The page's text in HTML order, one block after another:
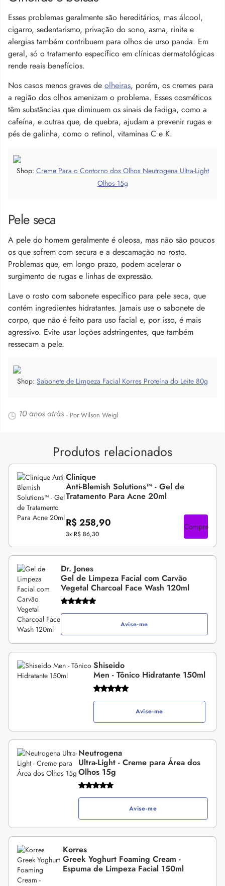
Esses problemas geralmente são hereditários, mas álcool,
cigarro, sedentarismo, privação do sono, asma, rinite e
alergias também contribuem para olhos de urso panda. Em
geral, só o tratamento específico em clínicas dermatológicas
rende reais benefícios.
Nos casos menos graves de olheiras, porém, os cremes para
a região dos olhos amenizam o problema. Esses cosméticos
têm substâncias que diminuem os sinais de fadiga, como a
cafeína, e outras que, de quebra, ajudam a prevenir rugas e
pés de galinha, como o retinol, vitaminas C e K.
Shop: Creme Para o Contorno dos Olhos Neutrogena Ultra-Light
Olhos 15g
Pele seca
A pele do homem geralmente é oleosa, mas não são poucos
os que sofrem com secura e a descamação no rosto.
Problemas que, em longo prazo, podem acelerar o
surgimento de rugas e linhas de expressão.
Lave o rosto com sabonete específico para pele seca, que
contém ingredientes hidratantes. Jamais use o sabonete de
corpo, que não é feito para uso facial e, por isso, é mais
agressivo. Evite usar loções adstringentes, que também
ressecam a pele.
Shop: Sabonete de Limpeza Facial Korres Proteína do Leite 80g
10 anos atrás - Por Wilson Weigl
Produtos relacionados
Clinique
Anti-Blemish Solutions™ - Gel de
Tratamento Para Acne 20ml
R$ 258,90
3x R$ 86,30
Compre
Dr. Jones
Gel de Limpeza Facial com Carvão
Vegetal Charcoal Face Wash 120ml
Avise-me
Shiseido
Men - Tônico Hidratante 150ml
Avise-me
Neutrogena
Ultra-Light - Creme para Área dos
Olhos 15g
Avise-me
Korres
Greek Yoghurt Foaming Cream -
Espuma de Limpeza Facial 150ml